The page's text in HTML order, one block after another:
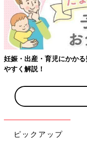
ピックアップ